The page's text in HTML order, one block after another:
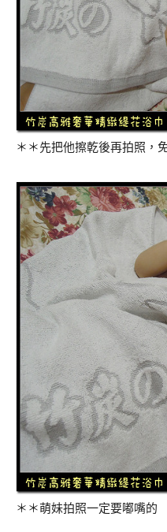
＊＊先把他擦乾後再拍照，
＊＊萌妹拍照一定要嘟嘴的